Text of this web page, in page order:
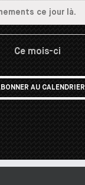
ce jour là.
Ce mois-ci
AU CALENDRIER